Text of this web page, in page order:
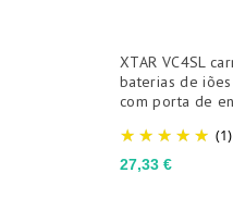
(1)
Preço
27,33 €
XTAR VC4SL
baterias de
com porta de